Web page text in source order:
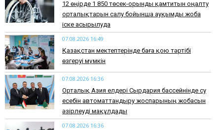
12 өңірде 1 850 төсек-орынды қамтитын оңалту
орталықтарын салу бойынша ауқымды жоба
іске асырылуда
07.08.2026 16:49
Қазақстан мектептерінде баға қою тәртібі
өзгеруі мүмкін
07.08.2026 16:36
Орталық Азия елдері Сырдария бассейнінде су
есебін автоматтандыру жоспарының жобасын
әзірлеуді мақұлдады
07.08.2026 16:36